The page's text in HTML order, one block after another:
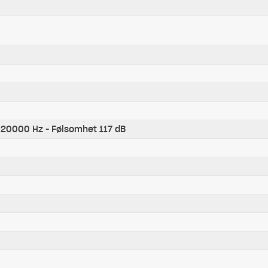
Hz - Følsomhet 117 dB